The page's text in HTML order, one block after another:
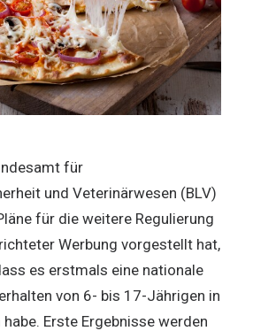
für
und Veterinärwesen (BLV)
für die weitere Regulierung
Werbung vorgestellt hat,
es erstmals eine nationale
von 6- bis 17-Jährigen in
Erste Ergebnisse werden